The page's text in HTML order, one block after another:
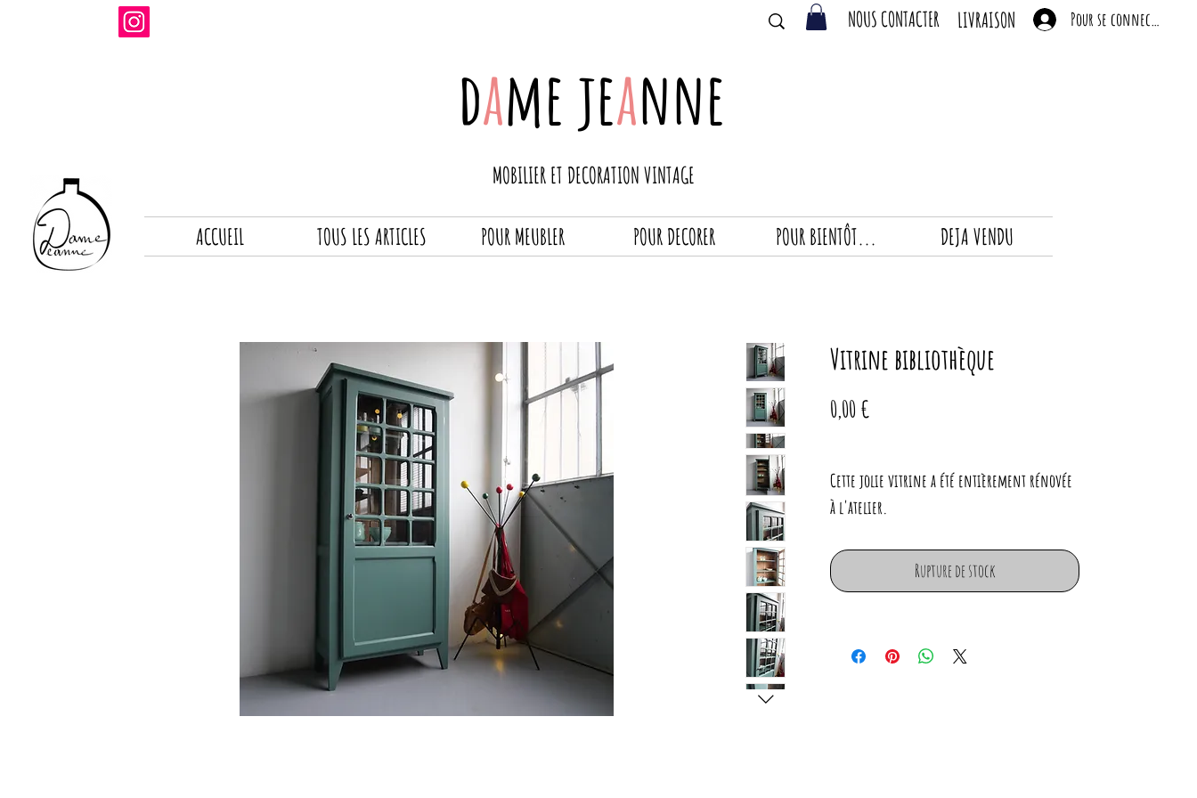
NOUS CONTACTER LIVRAISON Pour se connecter
Vitrine bibliothèque
0,00 €
Cette jolie vitrine a été entièrement rénovée
à l'atelier.
vert foncé (peinture finition velouté).
Vitre neuve
Dimensions :
Rupture de stock
dame jeanne
ACCUEIL TOUS LES ARTICLES POUR MEUBLER POUR DECORER POUR BIENTÔT... DEJA VENDU
MOBILIER ET DECORATION VINTAGE